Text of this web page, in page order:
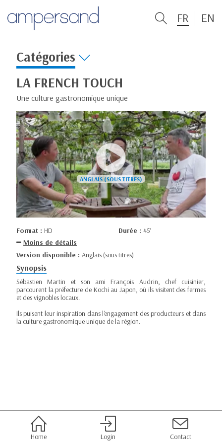
FR EN
Catégories
LA FRENCH TOUCH
Une culture gastronomique unique
Format : HD Durée : 45’
Moins de détails
Version disponible : Anglais (sous titres)
Synopsis
Sébastien Martin et son ami François Audrin, chef cuisinier,
parcourent la préfecture de Kochi au Japon, où ils visitent des fermes
et des vignobles locaux.
Ils puisent leur inspiration dans l'engagement des producteurs et dans
la culture gastronomique unique de la région.
Home Login Contact